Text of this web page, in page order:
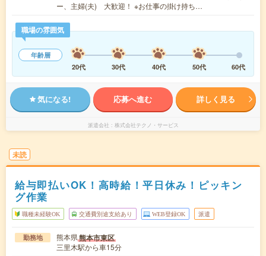
ー、主婦(夫) 大歓迎！ ※お仕事の掛け持ち…
職場の雰囲気
年齢層
20代
30代 40代 50代 60代
気になる! 応募へ進む 詳しく見る
派遣会社 株式会社テクノ・サービス
未読
給与即払いOK！高時給！平日休み！ピッキン
グ作業
職種未経験OK 交通費別途支給あり WEB登録OK 派遣
勤務地 熊本県熊本市東区
三里木駅から車15分